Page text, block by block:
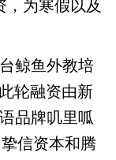
为寒假以及
鲸鱼外教培
轮融资由新
品牌叽里呱
信资本和腾